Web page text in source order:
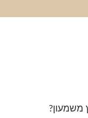
משמעון?